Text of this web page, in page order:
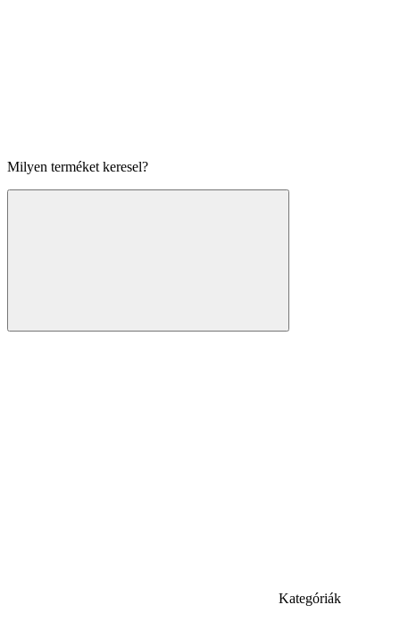
Milyen terméket keresel?
Kategóriák